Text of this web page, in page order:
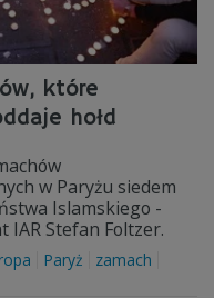
które
hołd
w Paryżu siedem
Islamskiego -
IAR Stefan Foltzer.
Paryż
zamach